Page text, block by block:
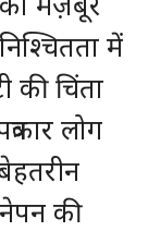
में
की चिंता
लोग
की